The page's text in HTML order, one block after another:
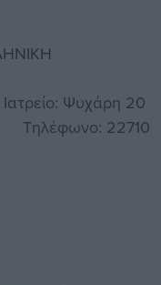
Ψυχάρη 20
22710